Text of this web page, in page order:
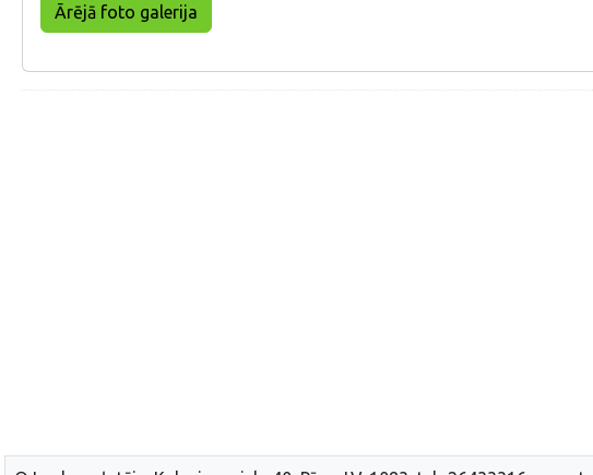
Ārējā foto galerija